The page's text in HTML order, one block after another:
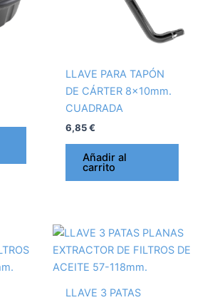
LLAVE PARA TAPÓN
DE CÁRTER 8x10mm.
CUADRADA
6,85€
Añadir al
carrito
LLAVE 3 PATAS